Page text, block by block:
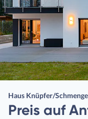
Haus Knüpfer/
Preis auf